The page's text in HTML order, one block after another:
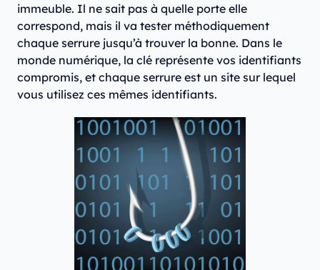
immeuble. Il ne sait pas à quelle porte elle
correspond, mais il va tester méthodiquement
chaque serrure jusqu’à trouver la bonne. Dans le
monde numérique, la clé représente vos identifiants
compromis, et chaque serrure est un site sur lequel
vous utilisez ces mêmes identifiants.